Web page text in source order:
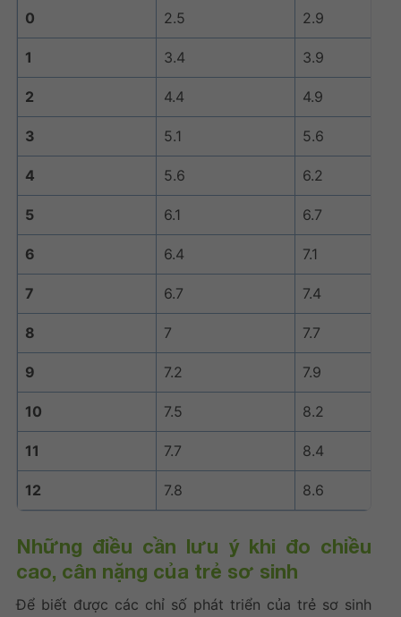
0 2.5 2.9
1 3.4 3.9
2 4.4 4.9
3 5.1 5.6
4 5.6 6.2
5 6.1 6.7
6 6.4 7.1
7 6.7 7.4
8 7 7.7
9 7.2 7.9
10 7.5 8.2
11 7.7 8.4
12 7.8 8.6
Những điều cần lưu ý khi đo chiều
cao, cân nặng của trẻ sơ sinh
Để biết được các chỉ số phát triển của trẻ sơ sinh